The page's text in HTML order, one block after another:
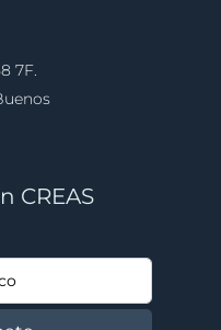
7F.
CREAS